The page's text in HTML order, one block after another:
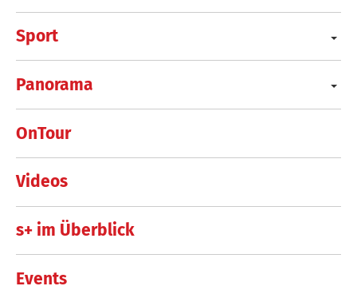
Sport
Panorama
OnTour
Videos
s+ im Überblick
Events